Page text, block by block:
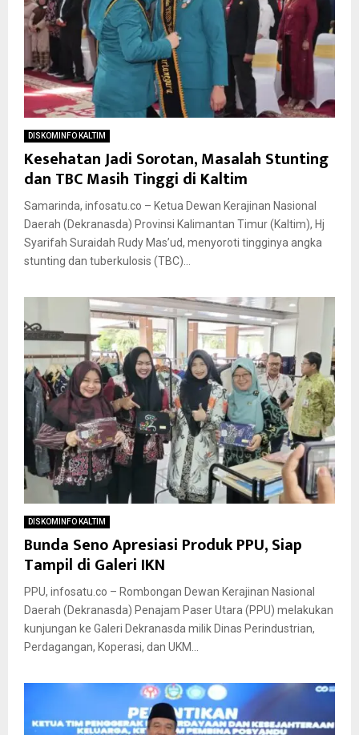
DISKOMINFO KALTIM
Kesehatan Jadi Sorotan, Masalah Stunting
dan TBC Masih Tinggi di Kaltim
Samarinda, infosatu.co – Ketua Dewan Kerajinan Nasional
Daerah (Dekranasda) Provinsi Kalimantan Timur (Kaltim), Hj
Syarifah Suraidah Rudy Mas’ud, menyoroti tingginya angka
stunting dan tuberkulosis (TBC)...
DISKOMINFO KALTIM
Bunda Seno Apresiasi Produk PPU, Siap
Tampil di Galeri IKN
PPU, infosatu.co – Rombongan Dewan Kerajinan Nasional
Daerah (Dekranasda) Penajam Paser Utara (PPU) melakukan
kunjungan ke Galeri Dekranasda milik Dinas Perindustrian,
Perdagangan, Koperasi, dan UKM...